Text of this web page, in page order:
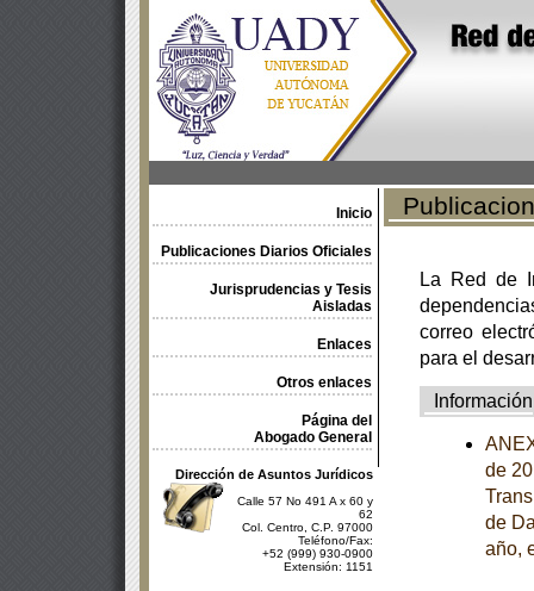
Inicio
Publicaciones Diarios Oficiales
Jurisprudencias y Tesis
Aisladas
Enlaces
Otros enlaces
Página del
Abogado General
Dirección de Asuntos Jurídicos
Calle 57 No 491 A x 60 y
62
Col. Centro, C.P. 97000
Teléfono/Fax:
+52 (999) 930-0900
Extensión: 1151
La Red de
correo
para el
Información
de
de
año,